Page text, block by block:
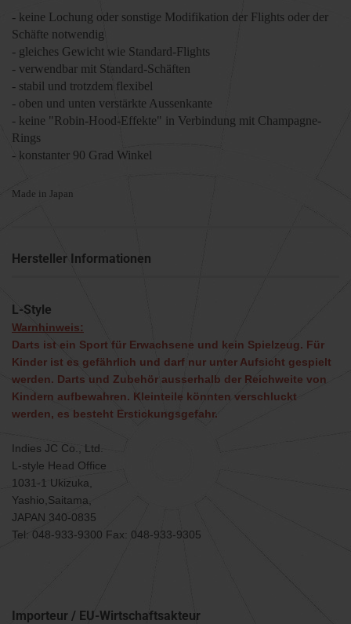
- keine Lochung oder sonstige Modifikation der Flights oder der
Schäfte notwendig
- gleiches Gewicht wie Standard-Flights
- verwendbar mit Standard-Schäften
- stabil und trotzdem flexibel
- oben und unten verstärkte Aussenkante
- keine "Robin-Hood-Effekte" in Verbindung mit Champagne-
Rings
- konstanter 90 Grad Winkel
Made in Japan
Hersteller Informationen
L-Style
Warnhinweis:
Darts ist ein Sport für Erwachsene und kein Spielzeug. Für
Kinder ist es gefährlich und darf nur unter Aufsicht gespielt
werden. Darts und Zubehör ausserhalb der Reichweite von
Kindern aufbewahren. Kleinteile könnten verschluckt
werden, es besteht Erstickungsgefahr.
Indies JC Co., Ltd.
L-style Head Office
1031-1 Ukizuka,
Yashio,Saitama,
JAPAN 340-0835
Tel: 048-933-9300 Fax: 048-933-9305
Importeur / EU-Wirtschaftsakteur